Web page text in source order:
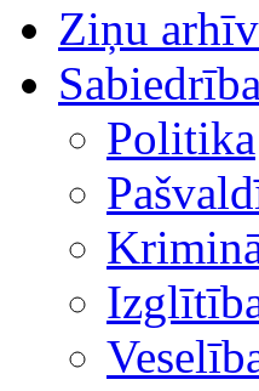
Ziņu
Sabiedrība
Politika